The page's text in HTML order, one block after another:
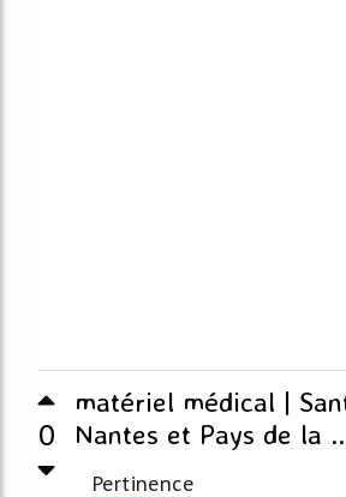
0
matériel médical |
Nantes et Pays de la
Pertinence